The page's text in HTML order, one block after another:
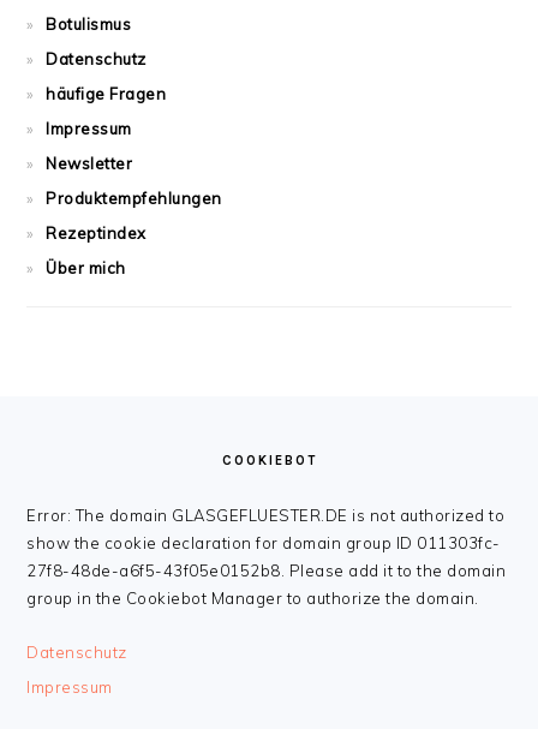
Botulismus
Datenschutz
häufige Fragen
Impressum
Newsletter
Produktempfehlungen
Rezeptindex
Über mich
COOKIEBOT
Error: The domain GLASGEFLUESTER.DE is not authorized to
show the cookie declaration for domain group ID 011303fc-
27f8-48de-a6f5-43f05e0152b8. Please add it to the domain
group in the Cookiebot Manager to authorize the domain.
Datenschutz
Impressum